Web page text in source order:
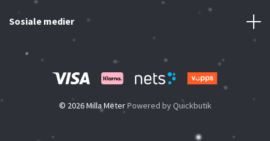
Sosiale medier
© 2026 Milla MeterPowered by Quickbutik